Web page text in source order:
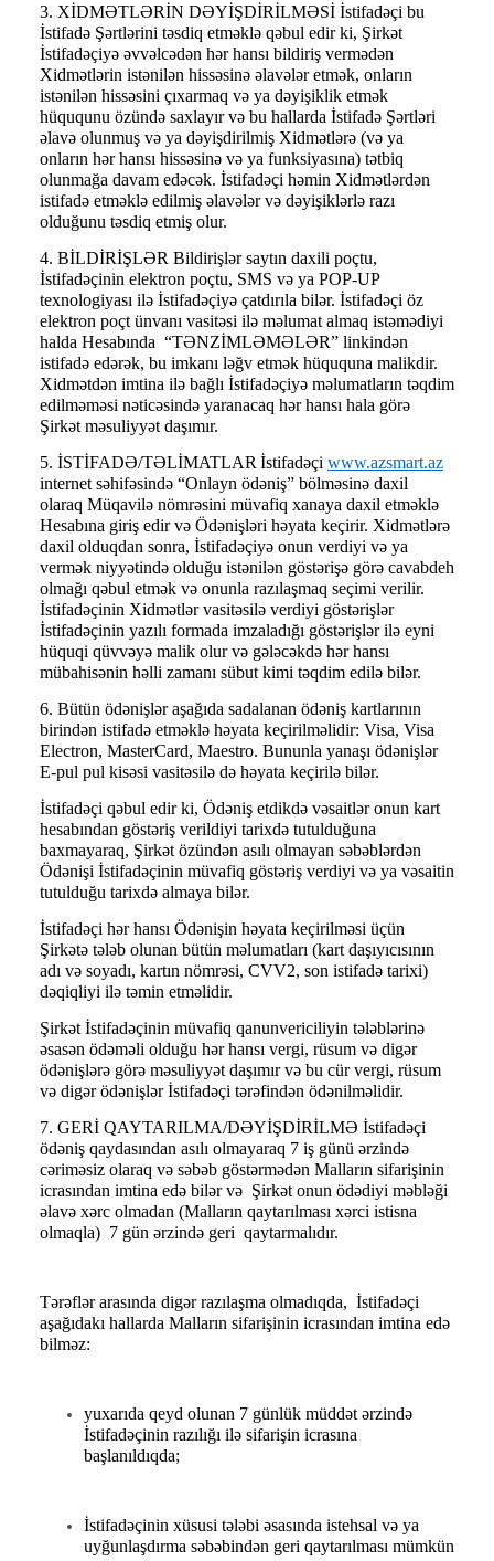
3. XİDMƏTLƏRİN DƏYİŞDİRİLMƏSİ İstifadəçi bu
İstifadə Şərtlərini təsdiq etməklə qəbul edir ki, Şirkət
İstifadəçiyə əvvəlcədən hər hansı bildiriş vermədən
Xidmətlərin istənilən hissəsinə əlavələr etmək, onların
istənilən hissəsini çıxarmaq və ya dəyişiklik etmək
hüququnu özündə saxlayır və bu hallarda İstifadə Şərtləri
əlavə olunmuş və ya dəyişdirilmiş Xidmətlərə (və ya
onların hər hansı hissəsinə və ya funksiyasına) tətbiq
olunmağa davam edəcək. İstifadəçi həmin Xidmətlərdən
istifadə etməklə edilmiş əlavələr və dəyişiklərlə razı
olduğunu təsdiq etmiş olur.
4. BİLDİRİŞLƏR Bildirişlər saytın daxili poçtu,
İstifadəçinin elektron poçtu, SMS və ya POP-UP
texnologiyası ilə İstifadəçiyə çatdırıla bilər. İstifadəçi öz
elektron poçt ünvanı vasitəsi ilə məlumat almaq istəmədiyi
halda Hesabında “TƏNZİMLƏMƏLƏR” linkindən
istifadə edərək, bu imkanı ləğv etmək hüququna malikdir.
Xidmətdən imtina ilə bağlı İstifadəçiyə məlumatların təqdim
edilməməsi nəticəsində yaranacaq hər hansı hala görə
Şirkət məsuliyyət daşımır.
5. İSTİFADƏ/TƏLİMATLAR İstifadəçi www.azsmart.az
internet səhifəsində “Onlayn ödəniş” bölməsinə daxil
olaraq Müqavilə nömrəsini müvafiq xanaya daxil etməklə
Hesabına giriş edir və Ödənişləri həyata keçirir. Xidmətlərə
daxil olduqdan sonra, İstifadəçiyə onun verdiyi və ya
vermək niyyətində olduğu istənilən göstərişə görə cavabdeh
olmağı qəbul etmək və onunla razılaşmaq seçimi verilir.
İstifadəçinin Xidmətlər vasitəsilə verdiyi göstərişlər
İstifadəçinin yazılı formada imzaladığı göstərişlər ilə eyni
hüquqi qüvvəyə malik olur və gələcəkdə hər hansı
mübahisənin həlli zamanı sübut kimi təqdim edilə bilər.
6. Bütün ödənişlər aşağıda sadalanan ödəniş kartlarının
birindən istifadə etməklə həyata keçirilməlidir: Visa, Visa
Electron, MasterCard, Maestro. Bununla yanaşı ödənişlər
E-pul pul kisəsi vasitəsilə də həyata keçirilə bilər.
İstifadəçi qəbul edir ki, Ödəniş etdikdə vəsaitlər onun kart
hesabından göstəriş verildiyi tarixdə tutulduğuna
baxmayaraq, Şirkət özündən asılı olmayan səbəblərdən
Ödənişi İstifadəçinin müvafiq göstəriş verdiyi və ya vəsaitin
tutulduğu tarixdə almaya bilər.
İstifadəçi hər hansı Ödənişin həyata keçirilməsi üçün
Şirkətə tələb olunan bütün məlumatları (kart daşıyıcısının
adı və soyadı, kartın nömrəsi, CVV2, son istifadə tarixi)
dəqiqliyi ilə təmin etməlidir.
Şirkət İstifadəçinin müvafiq qanunvericiliyin tələblərinə
əsasən ödəməli olduğu hər hansı vergi, rüsum və digər
ödənişlərə görə məsuliyyət daşımır və bu cür vergi, rüsum
və digər ödənişlər İstifadəçi tərəfindən ödənilməlidir.
7. GERİ QAYTARILMA/DƏYİŞDİRİLMƏ İstifadəçi
ödəniş qaydasından asılı olmayaraq 7 iş günü ərzində
cəriməsiz olaraq və səbəb göstərmədən Malların sifarişinin
icrasından imtina edə bilər və Şirkət onun ödədiyi məbləği
əlavə xərc olmadan (Malların qaytarılması xərci istisna
olmaqla) 7 gün ərzində geri qaytarmalıdır.
Tərəflər arasında digər razılaşma olmadıqda, İstifadəçi
aşağıdakı hallarda Malların sifarişinin icrasından imtina edə
bilməz:
yuxarıda qeyd olunan 7 günlük müddət ərzində
İstifadəçinin razılığı ilə sifarişin icrasına
başlanıldıqda;
İstifadəçinin xüsusi tələbi əsasında istehsal və ya
uyğunlaşdırma səbəbindən geri qaytarılması mümkün